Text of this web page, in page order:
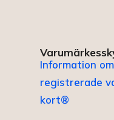
Information
registrerade
kort®